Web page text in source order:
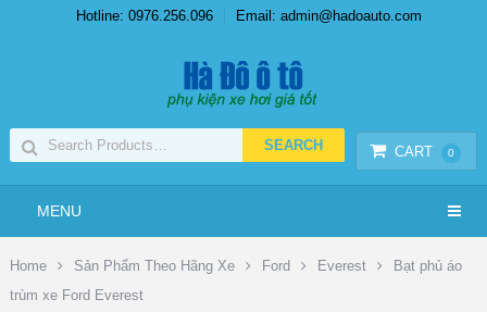
Hotline: 0976.256.096 Email: admin@hadoauto.com
CART 0
MENU
Home Sản Phẩm Theo Hãng Xe Ford Everest
Bạt phủ áo
trùm xe Ford Everest